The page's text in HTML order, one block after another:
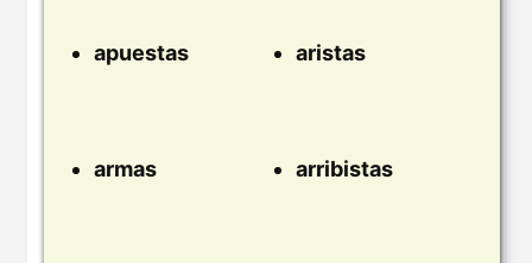
apuestas aristas
armas arribistas